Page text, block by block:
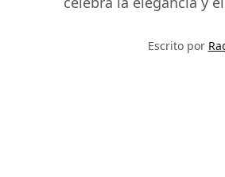
Escrito por